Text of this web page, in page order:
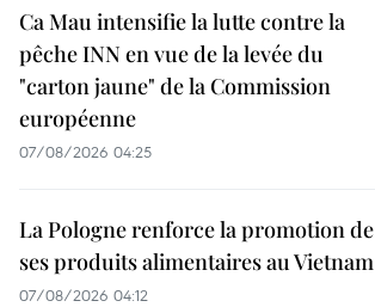
Ca Mau intensifie la lutte contre la
pêche INN en vue de la levée du
"carton jaune" de la Commission
européenne
07/08/2026 04:25
La Pologne renforce la promotion de
ses produits alimentaires au Vietnam
07/08/2026 04:12